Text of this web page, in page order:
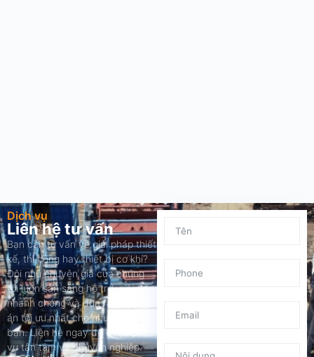
Dịch vụ
Liên hệ tư vấn
Bạn cần tư vấn về giải pháp thiết
kế, thi công hay thiết bị cơ khí?
Đội ngũ chuyên gia của chúng
tôi luôn sẵn sàng hỗ trợ, giải đáp
nhanh chóng và đưa ra phương
án tối ưu nhất cho nhu cầu của
bạn. Liên hệ ngay để được phục
vụ tận tâm và chuyên nghiệp.